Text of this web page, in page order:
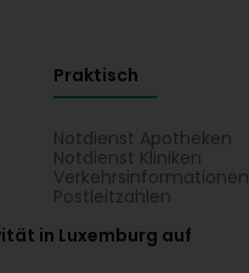
Praktisch
Notdienst Apotheken
Notdienst Kliniken
Verkehrsinformationen
Postleitzahlen
in Luxemburg auf